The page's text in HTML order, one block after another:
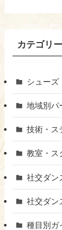
カテゴリー
シューズ
地域別パ
技術・ス
教室・ス
社交ダン
社交ダン
種目別ガ